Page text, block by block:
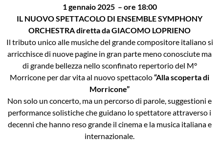
1 gennaio 2025 – ore 18:00
IL NUOVO SPETTACOLO DI ENSEMBLE SYMPHONY
ORCHESTRA diretta da GIACOMO LOPRIENO
Il tributo unico alle musiche del grande compositore italiano si
arricchisce di nuove pagine in gran parte meno conosciute ma
di grande bellezza nello sconfinato repertorio del M°
Morricone per dar vita al nuovo spettacolo“Alla scoperta di
Morricone”
Non solo un concerto, ma un percorso di parole, suggestioni e
performance solistiche che guidano lo spettatore attraverso i
decenni che hanno reso grande il cinema e la musica italiana e
internazionale.